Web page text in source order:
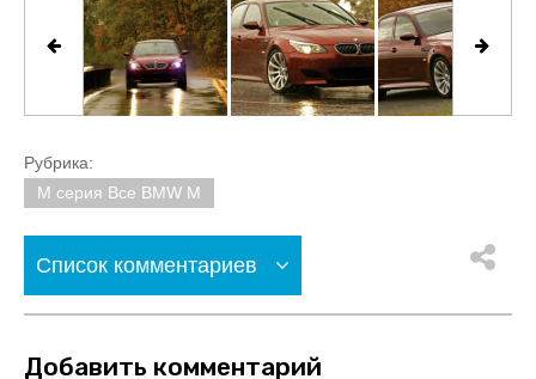
Рубрика:
M серия Все BMW M
Список комментариев
Добавить комментарий